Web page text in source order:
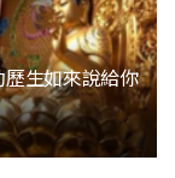
生如來說給你